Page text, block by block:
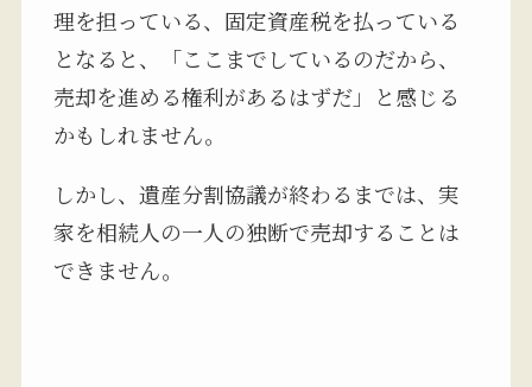
理を担っている、固定資産税を払っている
となると、「ここまでしているのだから、
売却を進める権利があるはずだ」と感じる
かもしれません。
しかし、遺産分割協議が終わるまでは、実
家を相続人の一人の独断で売却することは
できません。